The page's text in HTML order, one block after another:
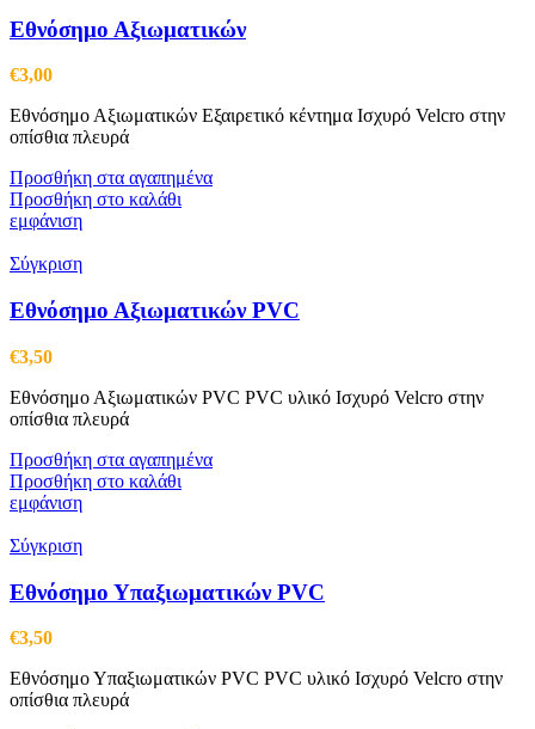
Εθνόσημο Αξιωματικών
€3,00
Εθνόσημο Αξιωματικών Εξαιρετικό κέντημα Ισχυρό Velcro στην
οπίσθια πλευρά
Προσθήκη στα αγαπημένα
Προσθήκη στο καλάθι
εμφάνιση
Σύγκριση
Εθνόσημο Αξιωματικών PVC
€3,50
Εθνόσημο Αξιωματικών PVC PVC υλικό Ισχυρό Velcro στην
οπίσθια πλευρά
Προσθήκη στα αγαπημένα
Προσθήκη στο καλάθι
εμφάνιση
Σύγκριση
Εθνόσημο Υπαξιωματικών PVC
€3,50
Εθνόσημο Υπαξιωματικών PVC PVC υλικό Ισχυρό Velcro στην
οπίσθια πλευρά